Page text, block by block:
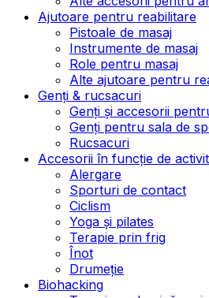
Ajutoare pentru reabilitare
Pistoale de masaj
Instrumente de masaj
Role pentru masaj
Alte ajutoare pentru
Genți & rucsacuri
Genți și accesorii
Genți pentru sala de
Rucsacuri
Accesorii în funcție de
Alergare
Sporturi de contact
Ciclism
Yoga și pilates
Terapie prin frig
Înot
Drumeție
Biohacking